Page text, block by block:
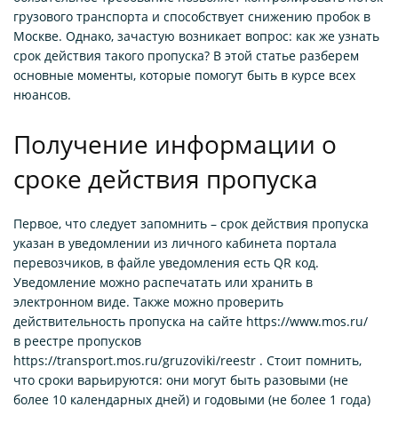
грузового транспорта и способствует снижению пробок в
Москве. Однако, зачастую возникает вопрос: как же узнать
срок действия такого пропуска? В этой статье разберем
основные моменты, которые помогут быть в курсе всех
нюансов.
Получение информации о
сроке действия пропуска
Первое, что следует запомнить – срок действия пропуска
указан в уведомлении из личного кабинета портала
перевозчиков, в файле уведомления есть QR код.
Уведомление можно распечатать или хранить в
электронном виде. Также можно проверить
действительность пропуска на сайте https://www.mos.ru/
в реестре пропусков
https://transport.mos.ru/gruzoviki/reestr . Стоит помнить,
что сроки варьируются: они могут быть разовыми (не
более 10 календарных дней) и годовыми (не более 1 года)